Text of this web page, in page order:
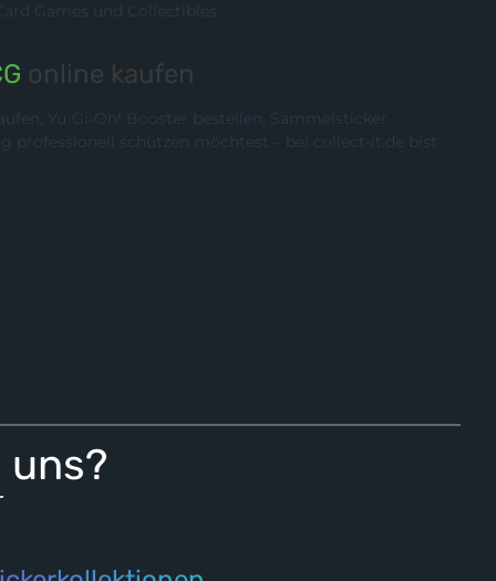
Games und Collectibles.
online kaufen
Yu-Gi-Oh! Booster bestellen, Sammelsticker
professionell schützen möchtest – bei collect-it.de bist
uns?